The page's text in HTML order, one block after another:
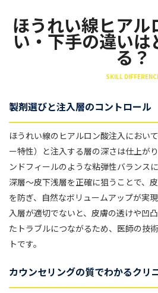
ほうれい線ヒアル
い・下手の違いは
る？
SKILL
製剤選びと注入層のコントロール
ほうれい線のヒアルロン酸注入におい
ー特性）と注入する層の深さは仕上が
ンドフィールのような粘弾性バランス
深層〜皮下浅層を正確に狙うことで、
を防ぎ、自然なボリュームアップが実
入層が適切でないと、皮膚の透けや凹
たトラブルにつながるため、医師の技
トです。
カウンセリングの質でわかるクリ